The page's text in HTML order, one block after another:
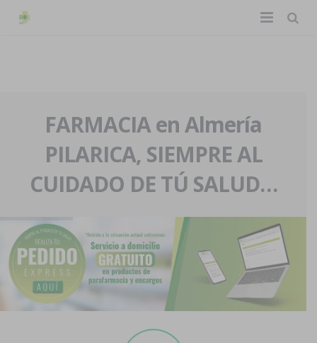
La farmacia
Nuestra historia
Nuestro equipo
Eventos
Servicios y reservas
Pedidos express
Blog
Contacto
Boletín
FARMACIA en Almería
PILARICA, SIEMPRE AL
CUIDADO DE TÚ SALUD…